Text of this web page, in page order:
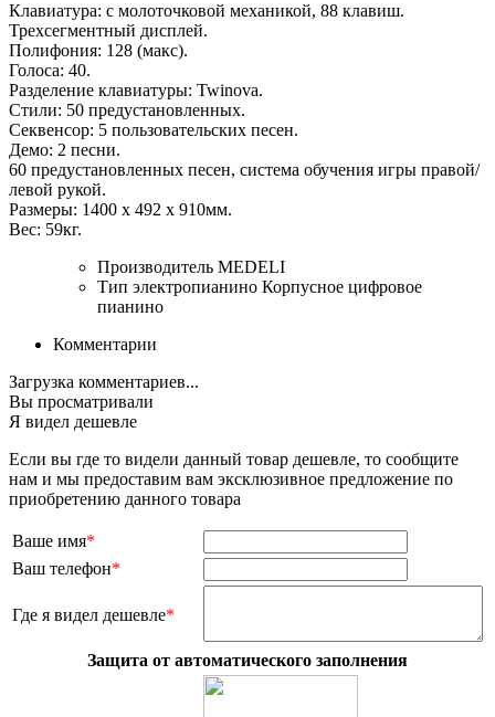
Клавиатура: с молоточковой механикой, 88 клавиш.
Трехсегментный дисплей.
Полифония: 128 (макс).
Голоса: 40.
Разделение клавиатуры: Twinova.
Стили: 50 предустановленных.
Секвенсор: 5 пользовательских песен.
Демо: 2 песни.
60 предустановленных песен, система обучения игры правой/
левой рукой.
Размеры: 1400 х 492 х 910мм.
Вес: 59кг.
Производитель MEDELI
Тип электропианино Корпусное цифровое
пианино
Комментарии
Загрузка комментариев...
Вы просматривали
Я видел дешевле
Если вы где то видели данный товар дешевле, то сообщите
нам и мы предоставим вам эксклюзивное предложение по
приобретению данного товара
Ваше имя*
Ваш телефон*
Где я видел дешевле*
Защита от автоматического заполнения